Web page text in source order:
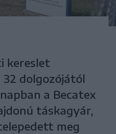
kereslet
dolgozójától
a Becatex
táskagyár,
meg